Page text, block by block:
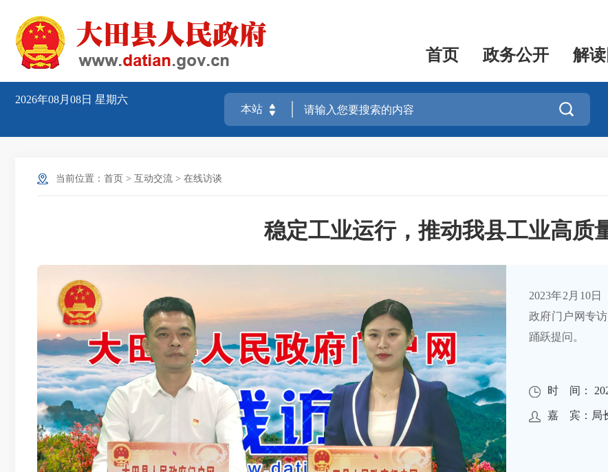
首页 政务公开 解
2026年08月08日 星期六

当前位置： 首页 > 互动交流 > 在线访谈
稳定工业运行，推动我县工业高质
2023年2月10
政府门户网专
踊跃提问。
时 间：
嘉 宾：局